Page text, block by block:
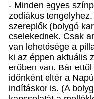
- Minden egyes
zodiákus
szereplők (bolygó
cselekednek. Csak
van lehetősége a
ki az éppen aktuális
erőben van. Bár
időnként eltér a
indításkor is. (A